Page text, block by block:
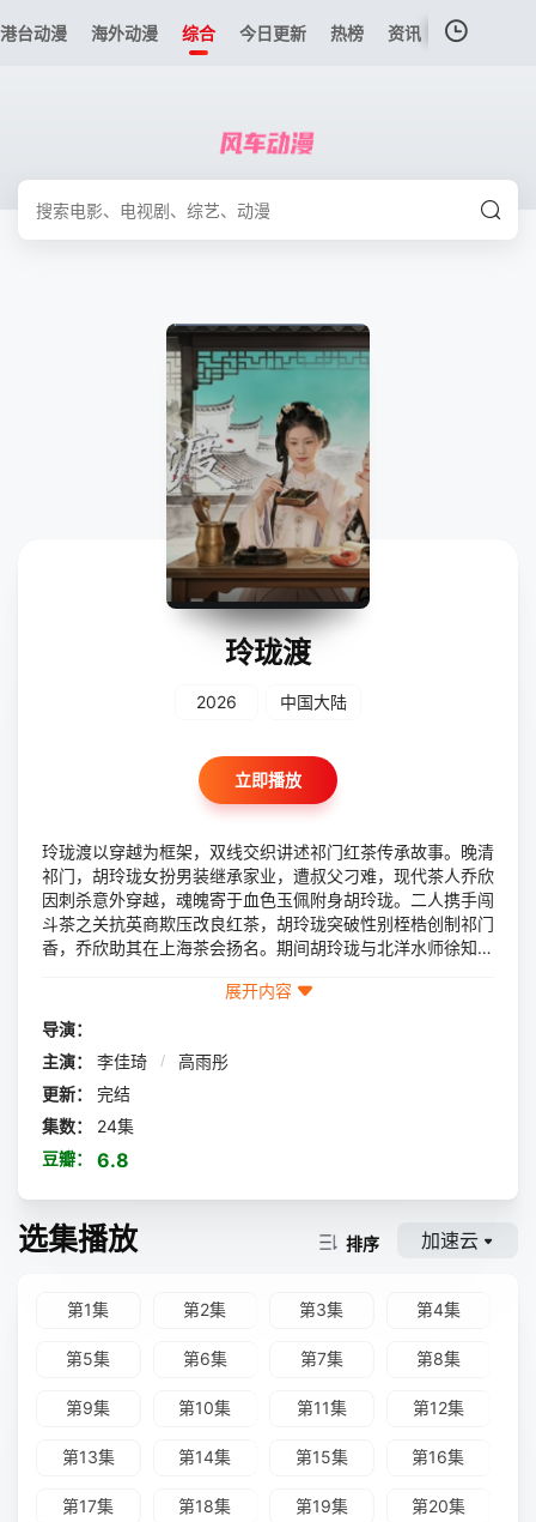
港台动漫 海外动漫 综合 今日更新 热榜 资讯
玲珑渡
2026 中国大陆
立即播放
玲珑渡以穿越为框架，双线交织讲述祁门红茶传承故事。晚清
祁门，胡玲珑女扮男装继承家业，遭叔父刁难，现代茶人乔欣
因刺杀意外穿越，魂魄寄于血色玉佩附身胡玲珑。二人携手闯
斗茶之关抗英商欺压改良红茶，胡玲珑突破性别桎梏创制祁门
香，乔欣助其在上海茶会扬名。期间胡玲珑与北洋水师徐知年
归现代，却因定情银簪再度穿越助力胡玲珑。最终乔欣在现代
研发玲珑红茶，守护茶业机密，让中国茶文化走向世界，谱写
女性觉醒文化传承与家国情怀的赞歌。
展开内容
导演：
主演：
李佳琦 /
高雨彤
更新：
完结
集数：
24集
豆瓣：
6.8
选集播放 排序 加速云
第1集 第2集 第3集 第4集
第5集 第6集 第7集 第8集
第9集 第10集 第11集 第12集
第13集 第14集 第15集 第16集
第17集 第18集 第19集 第20集